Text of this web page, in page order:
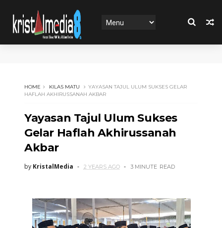
HOME KILAS MATU
YAYASAN TAJUL ULUM SUKSES GELAR
HAFLAH AKHIRUSSANAH AKBAR
Yayasan Tajul Ulum Sukses
Gelar Haflah Akhirussanah
Akbar
by KristalMedia 2 YEARS AGO 3 MINUTE READ